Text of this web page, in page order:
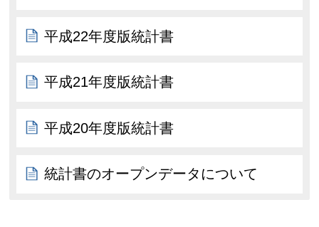
平成22年度版統計書
平成21年度版統計書
平成20年度版統計書
統計書のオープンデータについて